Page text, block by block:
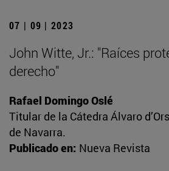
07 | 09 | 2023
John Witte, Jr.: "Raíces
derecho"
Rafael Domingo Oslé
Titular de la Cátedra Álvaro
de Navarra.
Publicado en: Nueva Revista